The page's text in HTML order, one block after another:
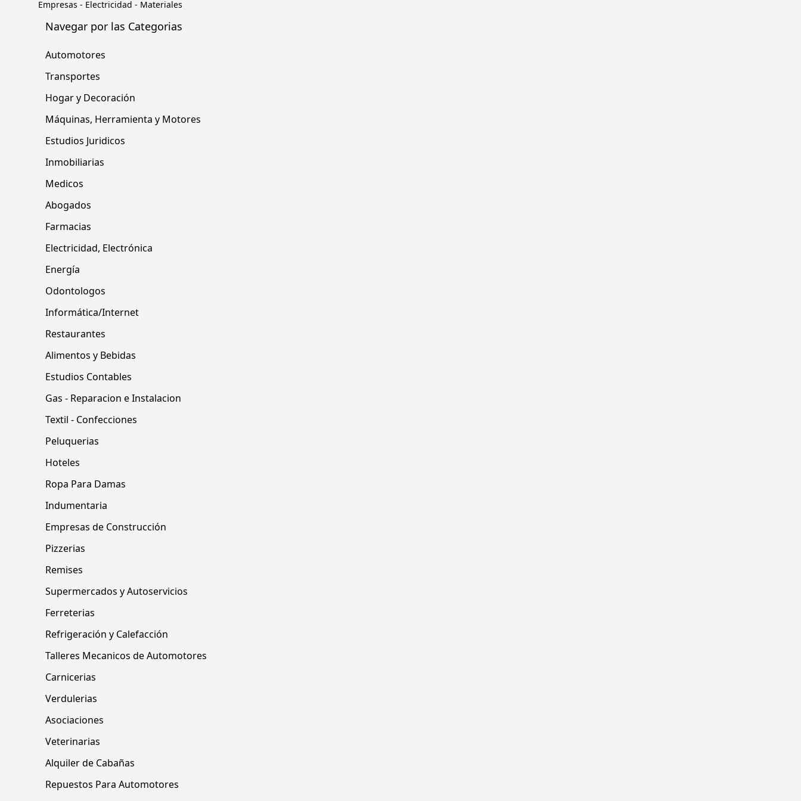
Empresas - Electricidad - Materiales
Navegar por las Categorias
Automotores
Transportes
Hogar y Decoración
Máquinas, Herramienta y Motores
Estudios Juridicos
Inmobiliarias
Medicos
Abogados
Farmacias
Electricidad, Electrónica
Energía
Odontologos
Informática/Internet
Restaurantes
Alimentos y Bebidas
Estudios Contables
Gas - Reparacion e Instalacion
Textil - Confecciones
Peluquerias
Hoteles
Ropa Para Damas
Indumentaria
Empresas de Construcción
Pizzerias
Remises
Supermercados y Autoservicios
Ferreterias
Refrigeración y Calefacción
Talleres Mecanicos de Automotores
Carnicerias
Verdulerias
Asociaciones
Veterinarias
Alquiler de Cabañas
Repuestos Para Automotores